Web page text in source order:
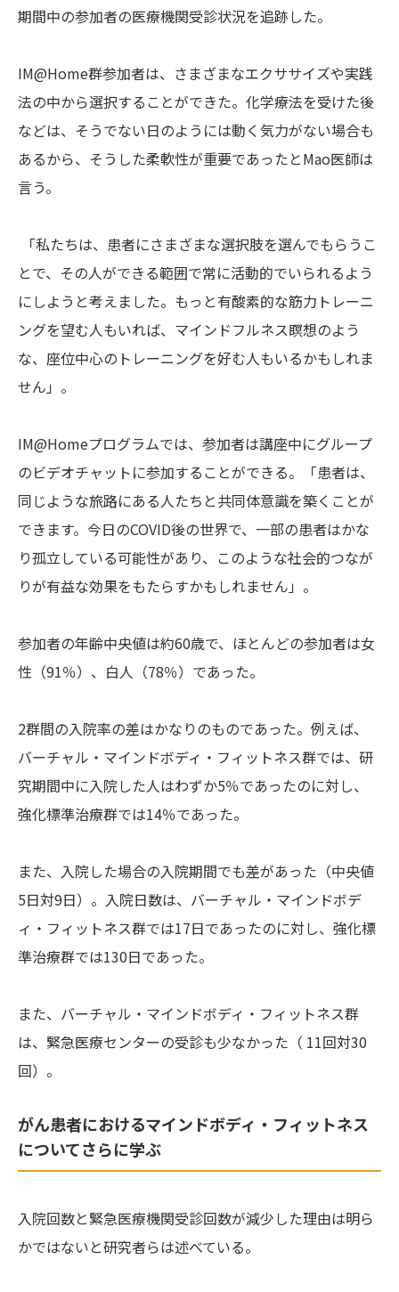
期間中の参加者の医療機関受診状況を追跡した。
IM@Home群参加者は、さまざまなエクササイズや実践
法の中から選択することができた。化学療法を受けた後
などは、そうでない日のようには動く気力がない場合も
あるから、そうした柔軟性が重要であったとMao医師は
言う。
「私たちは、患者にさまざまな選択肢を選んでもらうこ
とで、その人ができる範囲で常に活動的でいられるよう
にしようと考えました。もっと有酸素的な筋力トレーニ
ングを望む人もいれば、マインドフルネス瞑想のよう
な、座位中心のトレーニングを好む人もいるかもしれま
せん」。
IM@Homeプログラムでは、参加者は講座中にグループ
のビデオチャットに参加することができる。「患者は、
同じような旅路にある人たちと共同体意識を築くことが
できます。今日のCOVID後の世界で、一部の患者はかな
り孤立している可能性があり、このような社会的つなが
りが有益な効果をもたらすかもしれません」。
参加者の年齢中央値は約60歳で、ほとんどの参加者は女
性（91％）、白人（78％）であった。
2群間の入院率の差はかなりのものであった。例えば、
バーチャル・マインドボディ・フィットネス群では、研
究期間中に入院した人はわずか5％であったのに対し、
強化標準治療群では14％であった。
また、入院した場合の入院期間でも差があった（中央値
5日対9日）。入院日数は、バーチャル・マインドボデ
ィ・フィットネス群では17日であったのに対し、強化標
準治療群では130日であった。
また、バーチャル・マインドボディ・フィットネス群
は、緊急医療センターの受診も少なかった（ 11回対30
回）。
がん患者におけるマインドボディ・フィットネス
についてさらに学ぶ
入院回数と緊急医療機関受診回数が減少した理由は明ら
かではないと研究者らは述べている。